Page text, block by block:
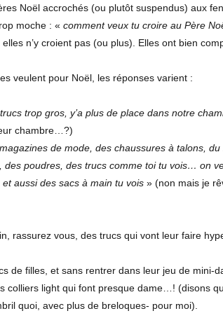
le
Noël accrochés (ou plutôt suspendus) aux
moche : « comment veux tu croire au Père
n’y croient pas (ou plus). Elles ont bien
veulent pour Noël, les réponses varient :
trop gros, y’a plus de place dans notre
chambre…?)
de mode, des chaussures à talons,
des poudres, des trucs comme toi tu vois… on
aussi des sacs à main tu vois» (non mais je
rassurez vous, des trucs qui vont leur faire
de filles, et sans rentrer dans leur jeu de mini-
colliers light qui font presque dame…! (disons
quoi, avec plus de breloques- pour moi).